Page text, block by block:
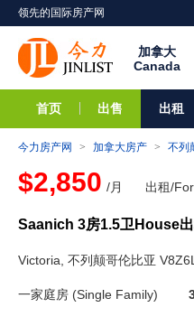
领先的国际房产网
加拿大
Canada
首页 出售 出租
今力房产网 > 加拿大房产 > 不列
$2,850 /月 出租/
Saanich 3房1.5卫House出
Victoria, 不列颠哥伦比亚
一家庭房 (Single Family)